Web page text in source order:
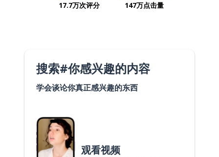
17.7万次评分 147万点击量
搜索#你感兴趣的内容
学会谈论你真正感兴趣的东西
观看视频